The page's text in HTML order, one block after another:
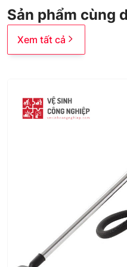
Sản phẩm cùng
Xem tất cả